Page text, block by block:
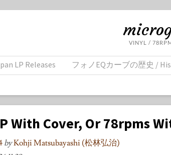
VINYL /
LP Releases フォノEQカーブの歴史 /
With Cover, Or 78rpms
byKohji Matsubayashi (松林弘治)